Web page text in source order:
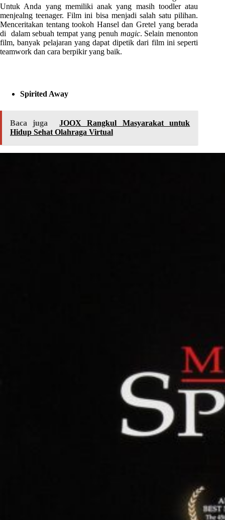
Untuk Anda yang memiliki anak yang masih toodler atau
menjealng teenager. Film ini bisa menjadi salah satu pilihan.
Menceritakan tentang tookoh Hansel dan Gretel yang berada
di dalam sebuah tempat yang penuh magic. Selain menonton
film, banyak pelajaran yang dapat dipetik dari film ini seperti
teamwork dan cara berpikir yang baik.
Spirited Away
Baca juga
JOOX Rangkul Masyarakat untuk
Hidup Sehat Olahraga Virtual